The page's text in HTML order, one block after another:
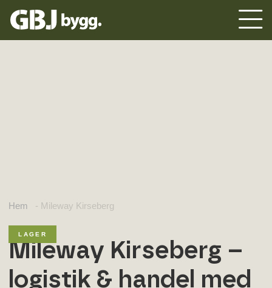
Hem - Mileway Kirseberg
LAGER
Mileway Kirseberg –
logistik & handel med